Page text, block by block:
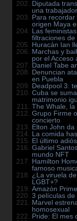
Diputada
una
Para
origen Maya
Las
filtraciones de
Huracán Ian
Marchas y
por el Acceso
Daniel Tabe
Denuncian
en Puebla
Deadpool 3:
Cuba se
matrimonio
The Whale,
Grupo Firme
concierto
Elton John
La comida
El último
Gabriel
mundo NFT
Hamilton
famoso
¿La viruela
LGBT+?
Amazón
3 películas
Marvel
homosexual
Pride: El mes